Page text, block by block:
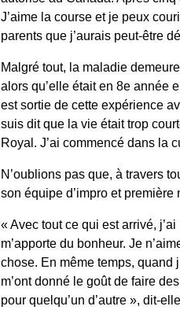
J’aime la course et je peux
parents que j’aurais peut-être
Malgré tout, la maladie
alors qu’elle était en 8e année
est sortie de cette expérience
suis dit que la vie était trop
Royal. J’ai commencé dans la
N’oublions pas que, à travers
son équipe d’impro et
« Avec tout ce qui est arrivé,
m’apporte du bonheur. Je
chose. En même temps, quand
m’ont donné le goût de faire
pour quelqu’un d’autre », dit-